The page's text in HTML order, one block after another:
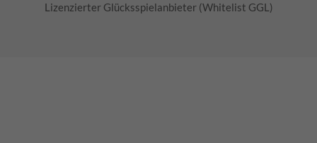
Lizenzierter Glücksspielanbieter (Whitelist GGL)